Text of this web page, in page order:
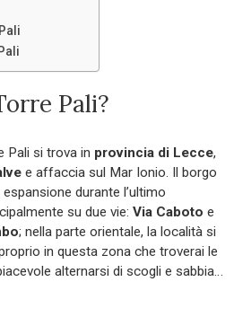
Pali?
Pali si trova in provincia di Lecce,
e affaccia sul Mar Ionio. Il borgo
durante l’ultimo
su due vie: Via Caboto e
; nella parte orientale, la località si
in questa zona che troverai le
alternarsi di scogli e sabbia…